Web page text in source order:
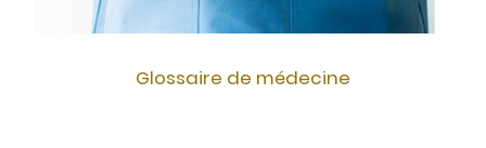
Glossaire de médecine